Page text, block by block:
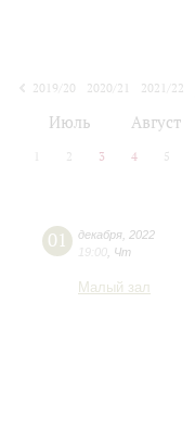
2019/20
2020/21 2021/22
Июль Август
2 3 4 5
01 декабря 2022
19:00 Чт
Малый зал